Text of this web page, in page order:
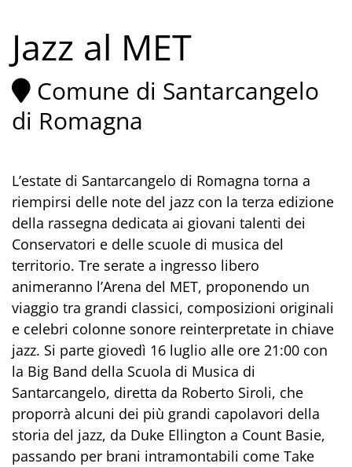
Jazz al MET
Comune di Santarcangelo
di Romagna
L’estate di Santarcangelo di Romagna torna a
riempirsi delle note del jazz con la terza edizione
della rassegna dedicata ai giovani talenti dei
Conservatori e delle scuole di musica del
territorio. Tre serate a ingresso libero
animeranno l’Arena del MET, proponendo un
viaggio tra grandi classici, composizioni originali
e celebri colonne sonore reinterpretate in chiave
jazz. Si parte giovedì 16 luglio alle ore 21:00 con
la Big Band della Scuola di Musica di
Santarcangelo, diretta da Roberto Siroli, che
proporrà alcuni dei più grandi capolavori della
storia del jazz, da Duke Ellington a Count Basie,
passando per brani intramontabili come Take